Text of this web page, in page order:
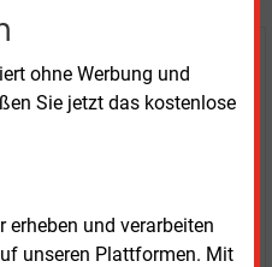
ohne Werbung und
Sie jetzt das kostenlose
und verarbeiten
unseren Plattformen. Mit
redaktionellen Beitrag für